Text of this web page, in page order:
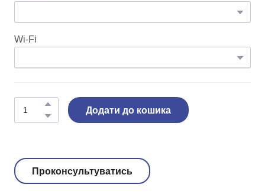
Wi-Fi
Додати до кошика
Проконсультуватись